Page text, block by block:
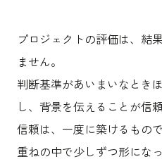
プロジェクトの評価は、結
ません。
判断基準があいまいなとき
し、背景を伝えることが信
信頼は、一度に築けるもの
重ねの中で少しずつ形にな